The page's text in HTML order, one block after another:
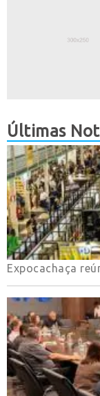
Últimas
Expocachaça